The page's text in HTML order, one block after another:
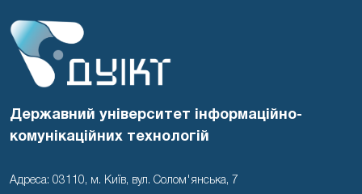
Державний університет інформаційно-
комунікаційних технологій
Адреса: 03110, м. Київ, вул. Солом'янська, 7